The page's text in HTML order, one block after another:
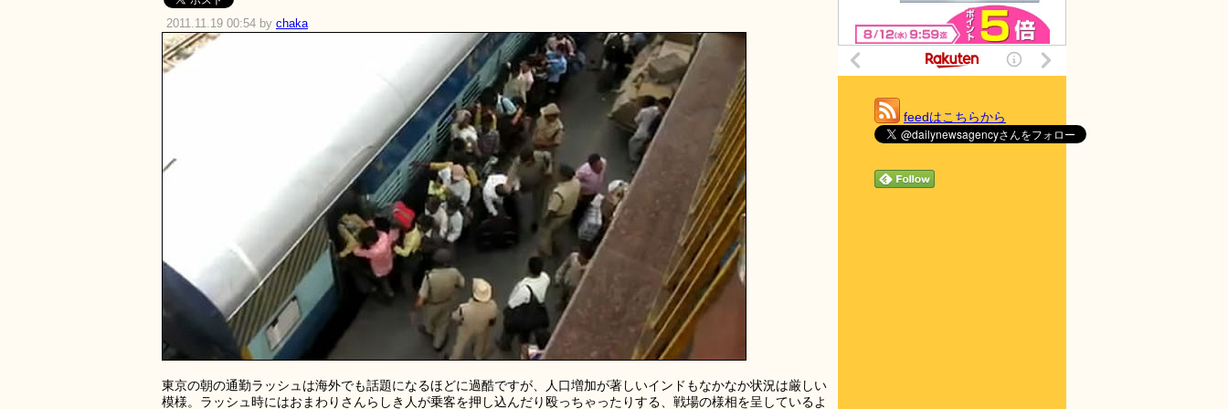
2011.11.19 00:54 by chaka
東京の朝の通勤ラッシュは海外でも話題になるほどに過酷ですが、人口増加が著しいインドもなかなか状況は厳しい
模様。ラッシュ時にはおまわりさんらしき人が乗客を押し込んだり殴っちゃったりする、戦場の様相を呈しているよ
feedはこちらから